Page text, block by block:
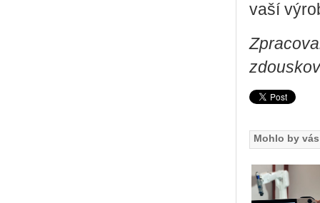
vaší
Mohlo by